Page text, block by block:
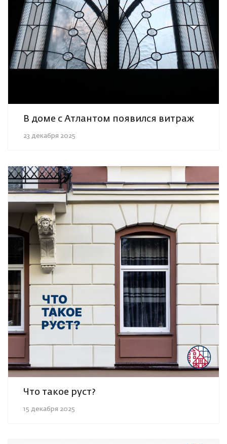
В доме с Атлантом появился витраж
23 декабря 2025
Что такое руст?
15 декабря 2025